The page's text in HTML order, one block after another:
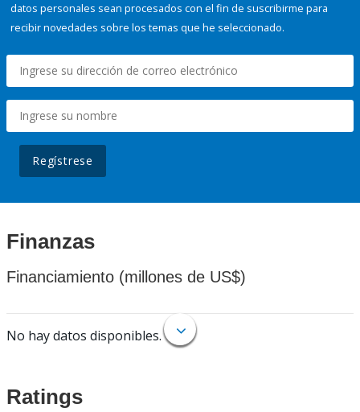
datos personales sean procesados con el fin de suscribirme para
recibir novedades sobre los temas que he seleccionado.
Regístrese
Finanzas
Financiamiento (millones de US$)
No hay datos disponibles.
Ratings